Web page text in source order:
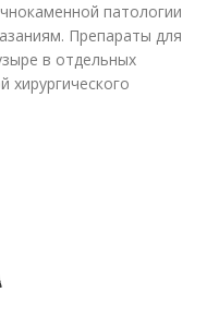
патологии
Препараты для
в отдельных
хирургического